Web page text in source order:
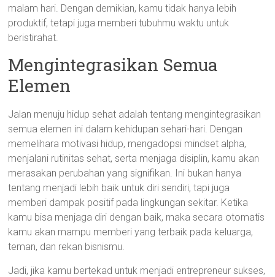
malam hari. Dengan demikian, kamu tidak hanya lebih
produktif, tetapi juga memberi tubuhmu waktu untuk
beristirahat.
Mengintegrasikan Semua
Elemen
Jalan menuju hidup sehat adalah tentang mengintegrasikan
semua elemen ini dalam kehidupan sehari-hari. Dengan
memelihara motivasi hidup, mengadopsi mindset alpha,
menjalani rutinitas sehat, serta menjaga disiplin, kamu akan
merasakan perubahan yang signifikan. Ini bukan hanya
tentang menjadi lebih baik untuk diri sendiri, tapi juga
memberi dampak positif pada lingkungan sekitar. Ketika
kamu bisa menjaga diri dengan baik, maka secara otomatis
kamu akan mampu memberi yang terbaik pada keluarga,
teman, dan rekan bisnismu.
Jadi, jika kamu bertekad untuk menjadi entrepreneur sukses,